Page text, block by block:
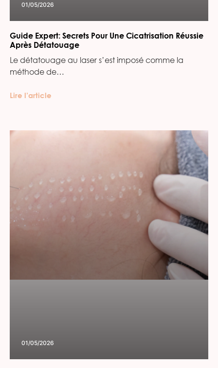
01/05/2026
Guide Expert: Secrets Pour Une Cicatrisation Réussie
Après Détatouage
Le détatouage au laser s’est imposé comme la
méthode de…
Lire l’article
01/05/2026